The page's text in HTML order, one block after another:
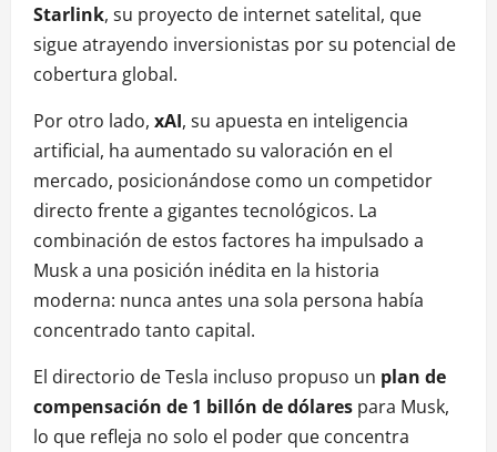
Starlink, su proyecto de internet satelital, que
sigue atrayendo inversionistas por su potencial de
cobertura global.
Por otro lado, xAI, su apuesta en inteligencia
artificial, ha aumentado su valoración en el
mercado, posicionándose como un competidor
directo frente a gigantes tecnológicos. La
combinación de estos factores ha impulsado a
Musk a una posición inédita en la historia
moderna: nunca antes una sola persona había
concentrado tanto capital.
El directorio de Tesla incluso propuso un plan de
compensación de 1 billón de dólares para Musk,
lo que refleja no solo el poder que concentra